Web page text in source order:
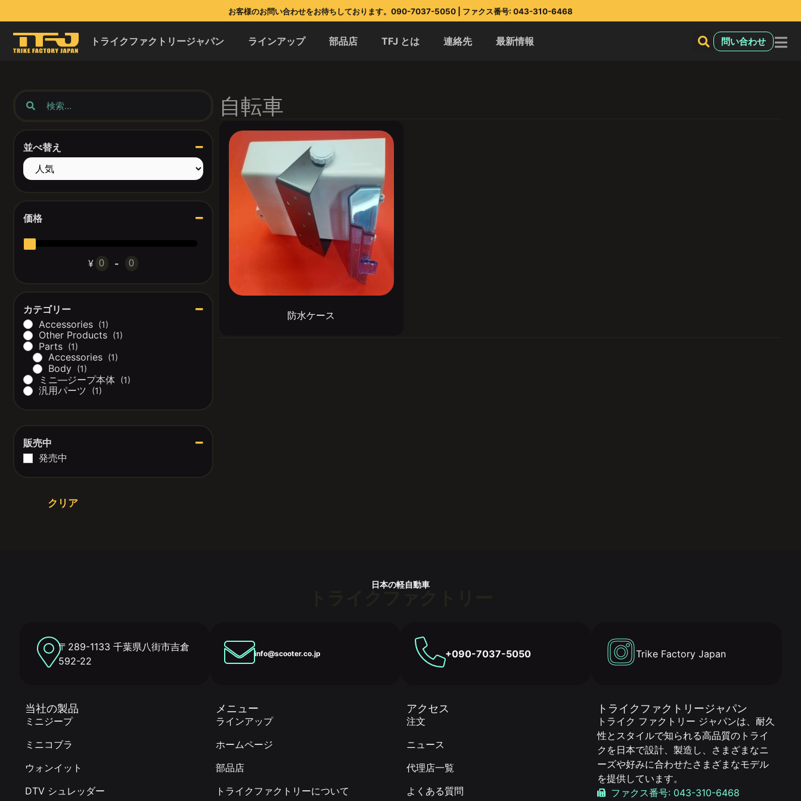
お客様のお問い合わせをお待ちしております。090-7037-5050 | ファクス番号: 043-310-6468
トライクファクトリージャパン ラインアップ 部品店 TFJ とは 連絡先 最新情報 問い合わせ
並べ替え
Sort Products
価格
¥ Minimum Price
-
Maximum Price
カテゴリー
Accessories (1)
Other Products (1)
Parts (1)
Accessories (1)
Body (1)
ミニ―ジープ本体 (1)
汎用パーツ (1)
販売中
発売中
クリア
自転車
防水ケース
日本の軽自動車
〒289-1133 千葉県八街市吉倉
592-22
info@scooter.co.jp +090-7037-5050 Trike Factory Japan
当社の製品
ミニジープ
ミニコブラ
ウォンイット
DTV シュレッダー
メニュー
ラインアップ
ホームページ
部品店
トライクファクトリーについて
アクセス
注文
ニュース
代理店一覧
よくある質問
トライクファクトリージャパン
トライク ファクトリー ジャパンは、耐久
性とスタイルで知られる高品質のトライ
クを日本で設計、製造し、さまざまなニ
ーズや好みに合わせたさまざまなモデル
を提供しています。
ファクス番号: 043-310-6468